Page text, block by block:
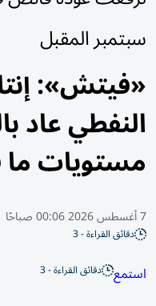
سبتمبر المقبل
«فيتش»:
النفطي عاد
مستويات
7 أغسطس 2026 00:06 صباحًا
دقائق القراءة - 3
استمع دقائق القراءة - 3